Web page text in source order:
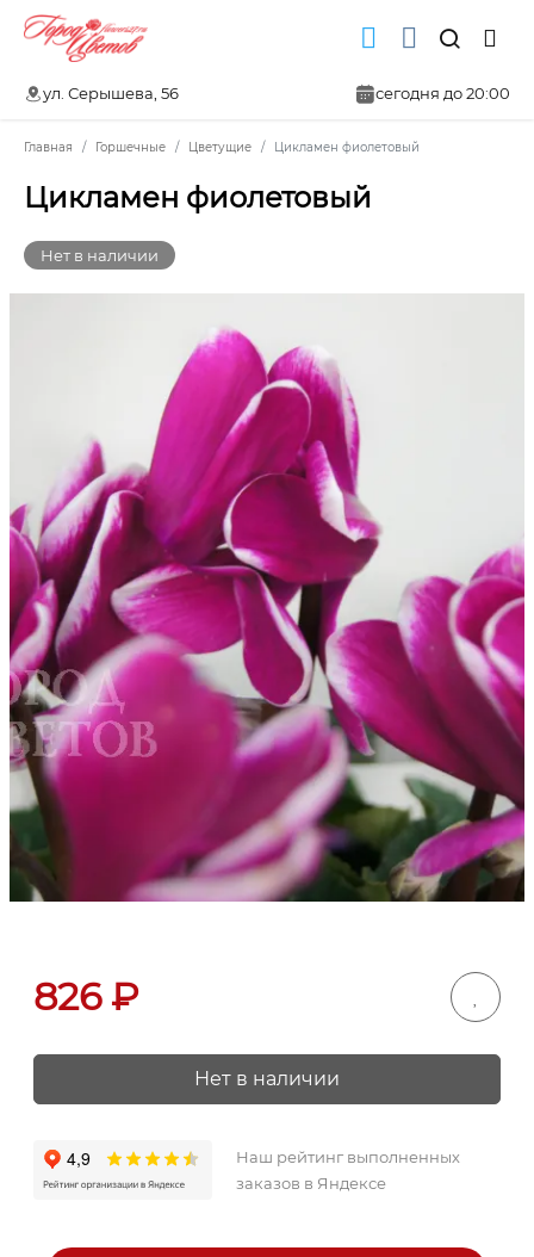
ул. Серышева, 56 сегодня до 20:00
Главная Горшечные Цветущие Цикламен фиолетовый
Цикламен фиолетовый
Нет в наличии
826₽
Нет в наличии
Наш рейтинг выполненных
заказов в Яндексе